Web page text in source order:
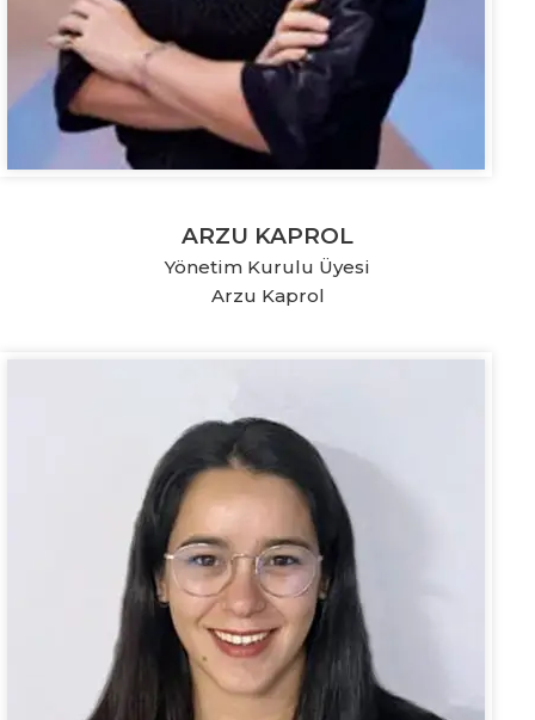
ARZU KAPROL
Yönetim Kurulu Üyesi
Arzu Kaprol